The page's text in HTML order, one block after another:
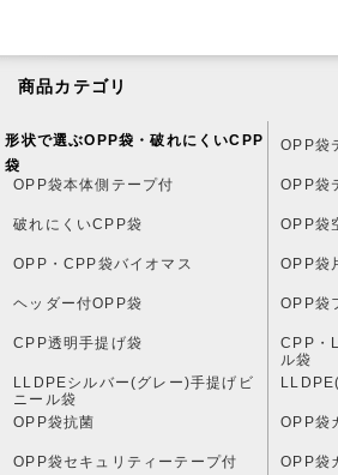
商品カテゴリ
形状で選ぶOPP袋・破れにくいCPP
袋
OPP袋
OPP袋本体側テープ付 OPP袋
破れにくいCPP袋 OPP袋
OPP・CPP袋バイオマス OPP袋
ヘッダー付OPP袋 OPP袋
CPP透明手提げ袋
CPP・
ル袋
LLDPEシルバー(グレー)手提げビ
ニール袋
OPP袋抗菌 OPP袋
OPP袋セキュリティーテープ付 OPP袋